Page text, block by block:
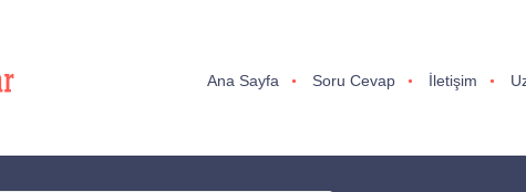
Ana Sayfa Soru Cevap İletişim